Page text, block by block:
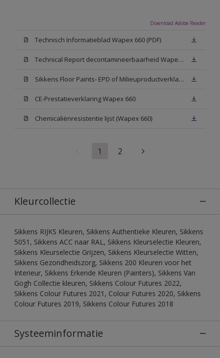
Download Adobe Reader
Technisch Informatieblad Wapex 660 (PDF)
Technical Report decontamineerbaarheid Wapex 660
Sikkens Floor Paints- EPD of Milieuproductverklaring
CE-Prestatieverklaring Wapex 660
Chemicaliënresistentie lijst (Wapex 660)
1 2
Kleurcollectie
Sikkens RIJKS Kleuren, Sikkens Authentieke Kleuren, Sikkens
5051, Sikkens ACC naar RAL, Sikkens Kleurselectie Kleuren,
Sikkens Kleurselectie Grijzen, Sikkens Kleurselectie Witten,
Sikkens Gezondheidszorg, Sikkens 200 Kleuren voor het
Interieur, Sikkens Erkende Kleuren (Painters), Sikkens Van
Gogh Collectie kleuren, Sikkens Colour Futures 2022,
Sikkens Colour Futures 2021, Colour Futures 2020, Sikkens
Colour Futures 2019, Sikkens Colour Futures 2018
Systeeminformatie